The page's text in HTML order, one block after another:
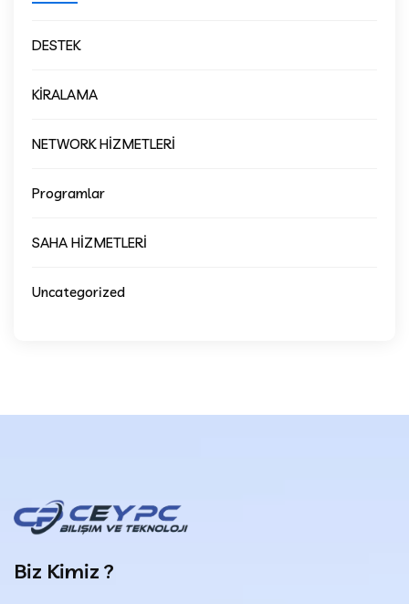
DESTEK
KİRALAMA
NETWORK HİZMETLERİ
Programlar
SAHA HİZMETLERİ
Uncategorized
Biz Kimiz ?